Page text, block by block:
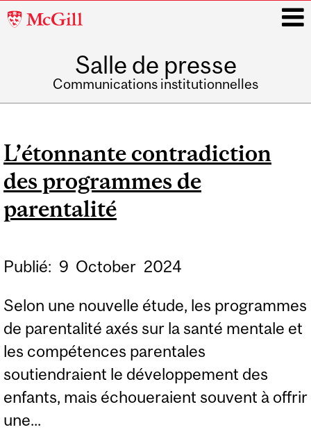
McGill
Salle de presse
Communications institutionnelles
L’étonnante contradiction
des programmes de
parentalité
Publié: 9 October 2024
Selon une nouvelle étude, les programmes
de parentalité axés sur la santé mentale et
les compétences parentales
soutiendraient le développement des
enfants, mais échoueraient souvent à offrir
une...